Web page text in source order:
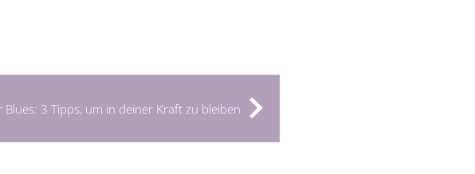
Blues: 3 Tipps, um in deiner Kraft zu bleiben